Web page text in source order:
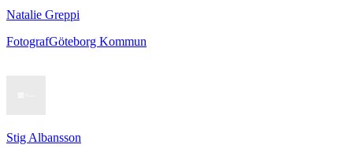
Natalie Greppi
FotografGöteborg Kommun
Stig Albansson